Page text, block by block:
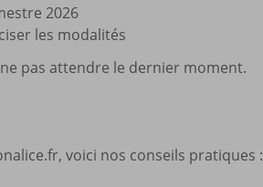
2026
les modalités
pas attendre le dernier moment.
voici nos conseils pratiques :